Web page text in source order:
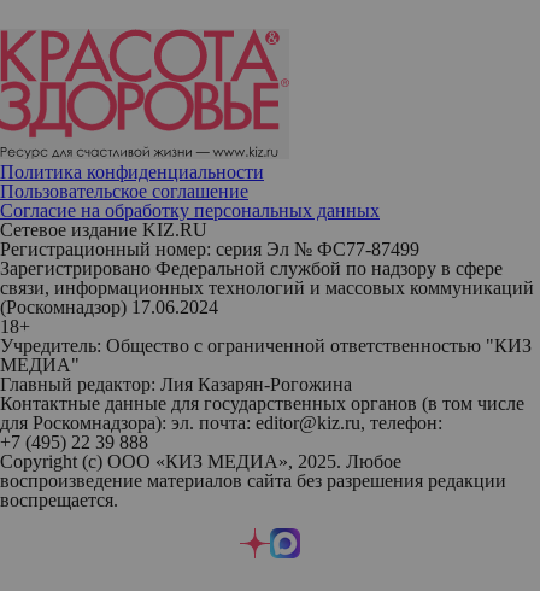
Политика конфиденциальности
Пользовательское соглашение
Согласие на обработку персональных данных
Сетевое издание KIZ.RU
Регистрационный номер: серия Эл № ФС77-87499
Зарегистрировано Федеральной службой по надзору в сфере
связи, информационных технологий и массовых коммуникаций
(Роскомнадзор) 17.06.2024
18+
Учредитель: Общество с ограниченной ответственностью "КИЗ
МЕДИА"
Главный редактор: Лия Казарян-Рогожина
Контактные данные для государственных органов (в том числе
для Роскомнадзора): эл. почта: editor@kiz.ru, телефон:
+7 (495) 22 39 888
Copyright (с) ООО «КИЗ МЕДИА», 2025. Любое
воспроизведение материалов сайта без разрешения редакции
воспрещается.